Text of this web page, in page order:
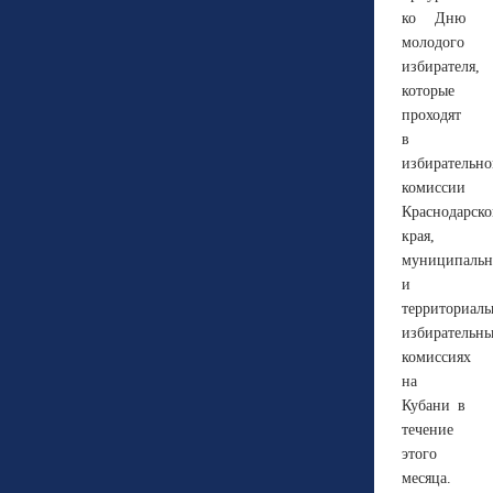
ко Дню
молодого
избирателя,
которые
проходят
в
комиссии
края,
и
комиссиях
на
Кубани в
течение
этого
месяца.